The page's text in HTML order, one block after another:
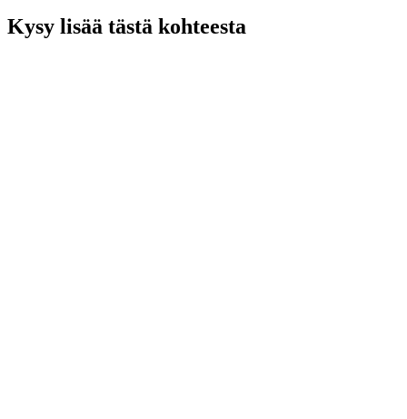
Kysy lisää tästä kohteesta